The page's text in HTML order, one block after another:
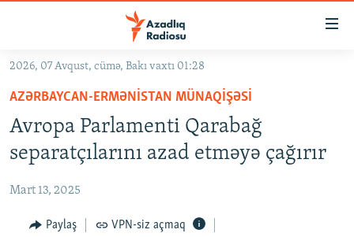
Əsas
qayıt
Əsas
naviqasiyaya
qayıt
KORRUPSIOMETR
#ƏSLINDƏ
FƏRQƏ BAX
QANUNI DOĞRU
2026, 07 Avqust, cümə, Bakı vaxtı 01:28
AZƏRBAYCAN-ERMƏNISTAN MÜNAQIŞƏSI
Avropa Parlamenti Qarabağ
separatçılarını azad etməyə çağırır
Mart 13, 2025
Paylaş VPN-siz açmaq